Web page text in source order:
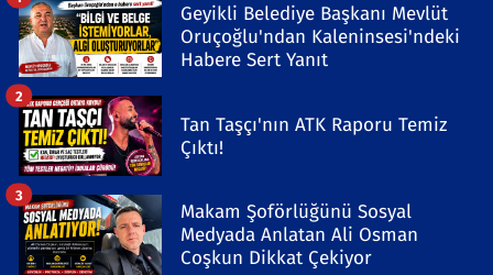
Geyikli Belediye Başkanı Mevlüt
Oruçoğlu'ndan Kaleninsesi'ndeki
Habere Sert Yanıt
Tan Taşçı'nın ATK Raporu Temiz
Çıktı!
2
Makam Şoförlüğünü Sosyal
Medyada Anlatan Ali Osman
Coşkun Dikkat Çekiyor
3